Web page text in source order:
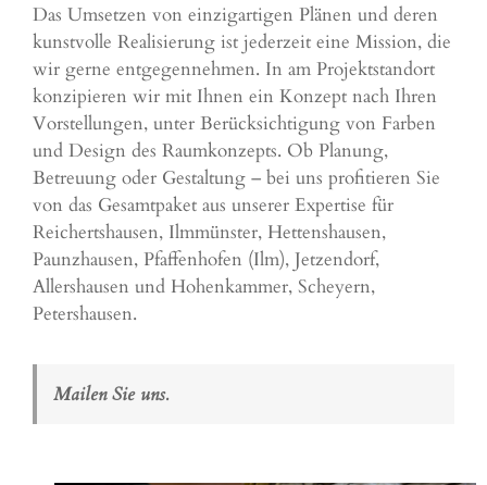
Das Umsetzen von einzigartigen Plänen und deren
kunstvolle Realisierung ist jederzeit eine Mission, die
wir gerne entgegennehmen. In am Projektstandort
konzipieren wir mit Ihnen ein Konzept nach Ihren
Vorstellungen, unter Berücksichtigung von Farben
und Design des Raumkonzepts. Ob Planung,
Betreuung oder Gestaltung – bei uns profitieren Sie
von das Gesamtpaket aus unserer Expertise für
Reichertshausen, Ilmmünster, Hettenshausen,
Paunzhausen, Pfaffenhofen (Ilm), Jetzendorf,
Allershausen und Hohenkammer, Scheyern,
Petershausen.
Mailen Sie uns.